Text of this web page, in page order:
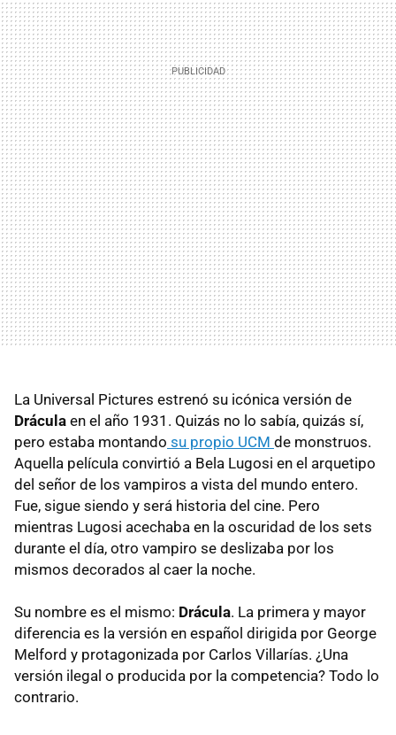
La Universal Pictures estrenó su icónica versión de
Drácula en el año 1931. Quizás no lo sabía, quizás sí,
pero estaba montando su propio UCM de monstruos.
Aquella película convirtió a Bela Lugosi en el arquetipo
del señor de los vampiros a vista del mundo entero.
Fue, sigue siendo y será historia del cine. Pero
mientras Lugosi acechaba en la oscuridad de los sets
durante el día, otro vampiro se deslizaba por los
mismos decorados al caer la noche.
Su nombre es el mismo: Drácula. La primera y mayor
diferencia es la versión en español dirigida por George
Melford y protagonizada por Carlos Villarías. ¿Una
versión ilegal o producida por la competencia? Todo lo
contrario.